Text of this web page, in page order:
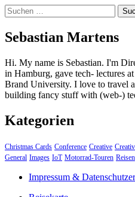
Suchen
nach:
Sebastian Martens
Hi. My name is Sebastian. I'm
in Hamburg, gave tech- lectures
Brand University. I love to travel
building fancy stuff with (web-)
Kategorien
Christmas Cards Conference Creative
General Images IoT Motorrad-Touren Reisen
Impressum &